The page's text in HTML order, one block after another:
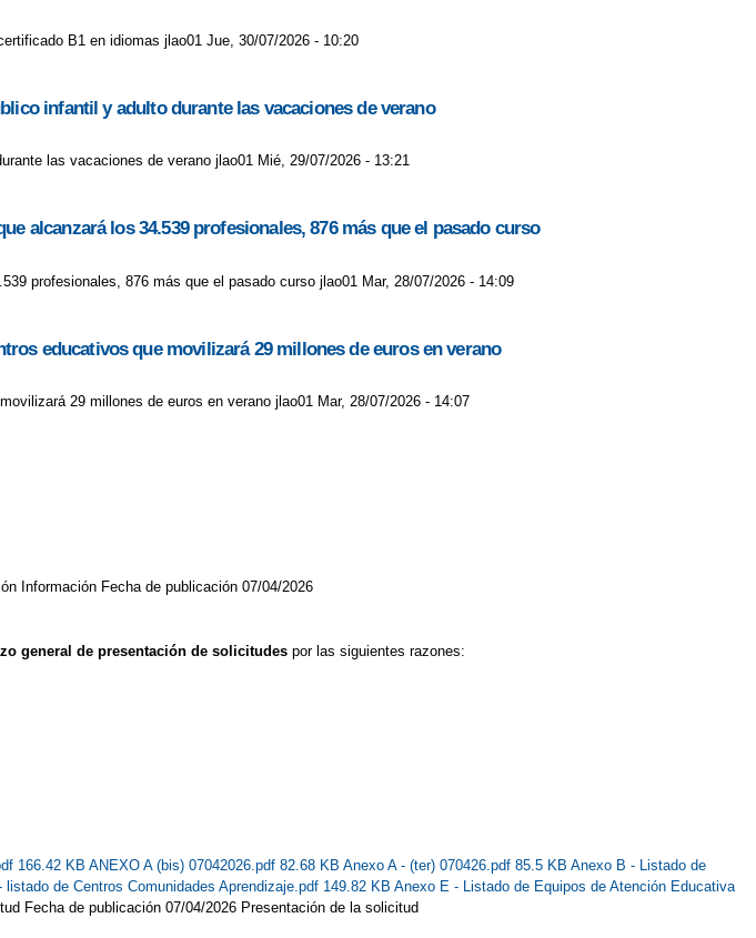
B1 en idiomas jlao01 Jue, 30/07/2026 - 10:20
infantil y adulto durante las vacaciones de verano
las vacaciones de verano jlao01 Mié, 29/07/2026 - 13:21
alcanzará los 34.539 profesionales, 876 más que el pasado curso
profesionales, 876 más que el pasado curso jlao01 Mar, 28/07/2026 - 14:09
educativos que movilizará 29 millones de euros en verano
29 millones de euros en verano jlao01 Mar, 28/07/2026 - 14:07
Información Fecha de publicación 07/04/2026
general de presentación de solicitudes por las siguientes razones:
166.42 KB ANEXO A (bis) 07042026.pdf 82.68 KB Anexo A - (ter) 070426.pdf 85.5 KB Anexo B - Listado de
listado de Centros Comunidades Aprendizaje.pdf 149.82 KB Anexo E - Listado de Equipos de Atención Educativa
Fecha de publicación 07/04/2026 Presentación de la solicitud